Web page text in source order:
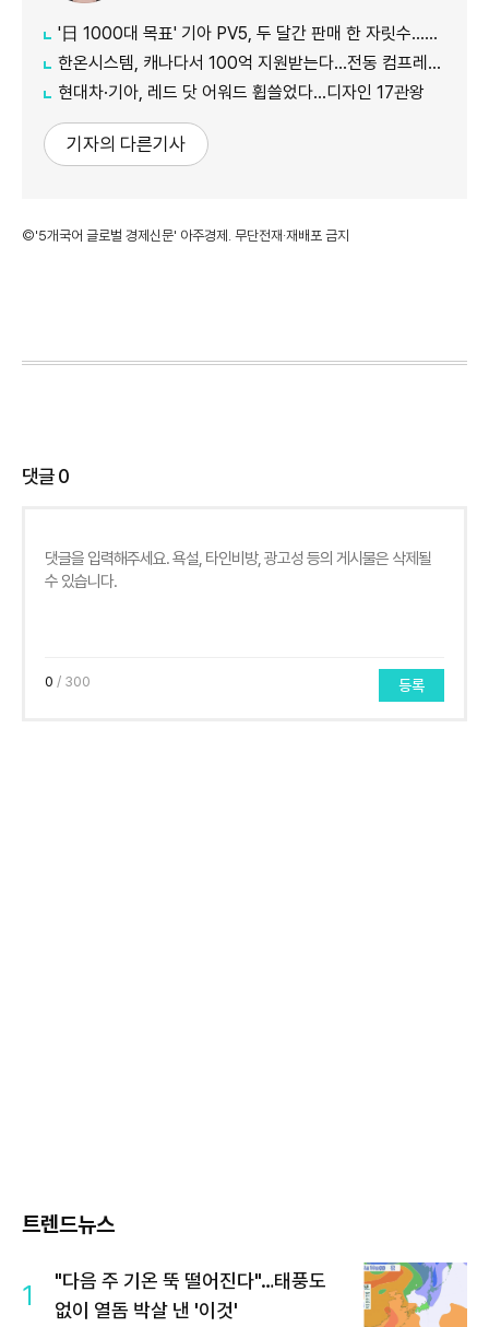
'日 1000대 목표' 기아 PV5, 두 달간 판매 한 자릿수…초기 안착 시험대
한온시스템, 캐나다서 100억 지원받는다…전동 컴프레서 생산↑
현대차·기아, 레드 닷 어워드 휩쓸었다…디자인 17관왕
기자의 다른기사
©'5개국어 글로벌 경제신문' 아주경제. 무단전재·재배포 금지
댓글0
0 / 300 등록
트렌드뉴스
1
"다음 주 기온 뚝 떨어진다"…태풍도
없이 열돔 박살 낸 '이것'